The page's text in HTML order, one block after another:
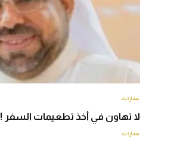
عقارات
لا تهاون في أخذ تطعيمات السفر !
عقارات